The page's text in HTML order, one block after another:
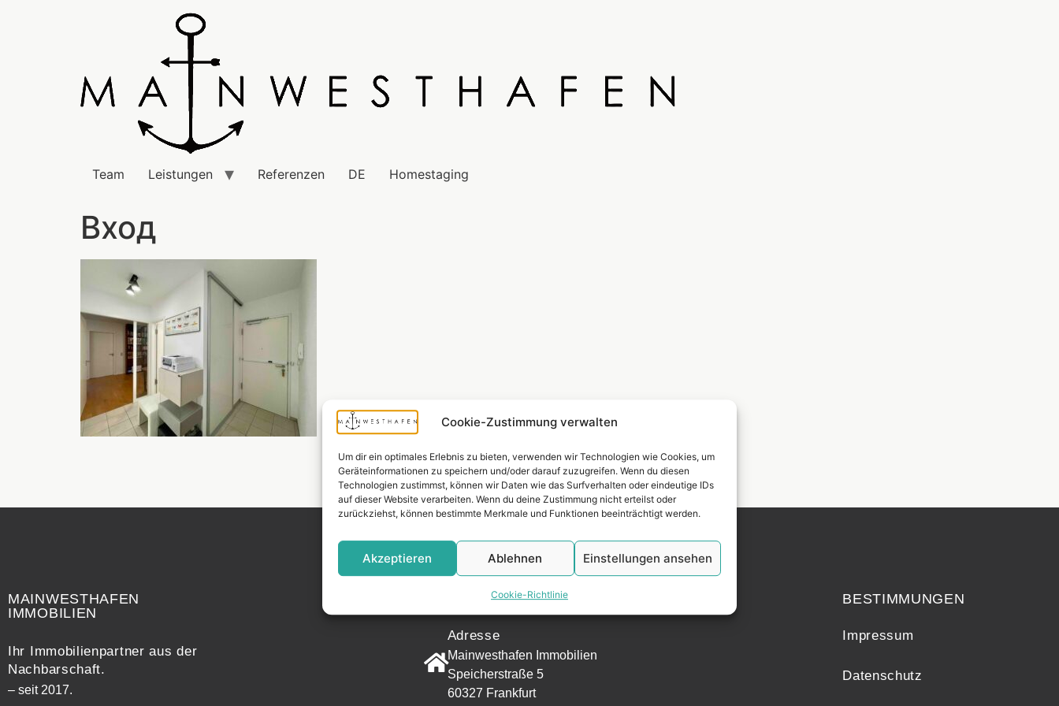
Cookie-Zustimmung verwalten
Um dir ein optimales Erlebnis zu bieten, verwenden wir Technologien wie Cookies, um
Geräteinformationen zu speichern und/oder darauf zuzugreifen. Wenn du diesen
Technologien zustimmst, können wir Daten wie das Surfverhalten oder eindeutige IDs
auf dieser Website verarbeiten. Wenn du deine Zustimmung nicht erteilst oder
zurückziehst, können bestimmte Merkmale und Funktionen beeinträchtigt werden.
Akzeptieren Ablehnen Einstellungen ansehen
Cookie-Richtlinie
Team Leistungen Referenzen DE Homestaging
Вход
MAINWESTHAFEN
IMMOBILIEN
Ihr Immobilienpartner aus der
Nachbarschaft.
– seit 2017.
KONTAKT
Adresse
Mainwesthafen Immobilien
Speicherstraße 5
60327 Frankfurt
Widerrufsrecht
BESTIMMUNGEN
Impressum
Datenschutz